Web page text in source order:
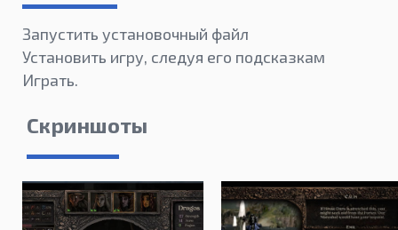
Запустить установочный файл
Установить игру, следуя его подсказкам
Играть.
Скриншоты